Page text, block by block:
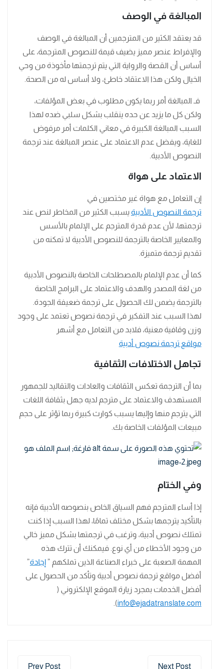
المبالغة في الوصف
قد يعتقد الكثير من المترجمين أن المبالغة في الوصف
والإفراط عنصر مميز يضيف قيمة للنصوص المترجمة، على
أساس أن القصة والرواية التي يتم ترجمتها مأخوذة من وحي
الخيال ولكن هذا الاعتقاد خاطئ، ولا أساس له من الصحة.
فـ المبالغة أمر ربما يكون مطلوب في بعض المؤلفات،
ولكن كل ما يزيد عن حده ينقلب بشكل سلبي ضده لهذا
السبب المبالغة الكبيرة في معاني الكلمات أمر مرفوض
للغاية، ويفضل عدم الاعتماد على عنصر المبالغة عند ترجمة
النصوص الأدبية.
الاعتماد على هواة
إن التعامل مع هواة غير مختصين في
ترجمة النصوص الأدبية يسبب الكثير من المخاطر لنص عند
ترجمتها، لأن عدم قدرة المترجم على الإلمام بالأسس
والمعايير الخاصة بالترجمة للنصوص الأدبية لا تمكنه من
تقديم ترجمة متميزة.
كما أن عدم الإلمام بالمصطلحات الخاصة بالنصوص الأدبية
من لغة المصدر والهدف والاعتماد على البرامج الخاصة
بالترجمة يضمن لك الحصول على ترجمة ضعيفة الجودة.
لهذا السبب عند التفكير في ترجمة نصوص تعتمد على وجود
وزن وقافية معنية، فلابد من التعامل مع أشهر
مواقع ترجمة نصوص أدبية
تجاهل الاختلافات الثقافية
بما أن الترجمة تعكس الثقافات والعادات والتقاليد للجمهور
المستهدف والاعتماد على مترجم لديه جهل بثقافة اللغات
التي يترجم منها وإليها يسبب كوارث كبيرة ربما تؤثر على حجم
مبيعات المؤلفات الخاصة بك.
وفي الختام
إذا أساء المترجم فهم السياق الخاص بنصوصه الأدبية فإنه
بالتأكيد يترجمها بشكل مختلف تمامًا، لهذا السبب إذا كنت
تمتلك نصوص أدبية، وترغب في ترجمتها بشكل مميز خالي
من وجود الأخطاء من أي نوع. فيمكنك أن تترك هذه
المهمة الصعبة على خبراء الصناعة الذين تملكهم ” إجادة”
أفضل مواقع ترجمة نصوص أدبية وتأكد من الحصول على
أفضل الخدمات بمجرد زيارة الموقع الإلكتروني (
info@ejadatranslate.com
).
Prev Post Next Post